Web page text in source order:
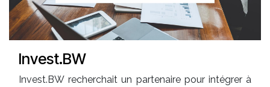
Invest.BW
Invest.BW recherchait un partenaire pour intégrer à